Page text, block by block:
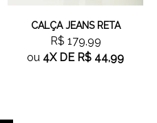
CALÇA JEANS RETA
R$ 179,99
ou 4XDE R$ 44,99